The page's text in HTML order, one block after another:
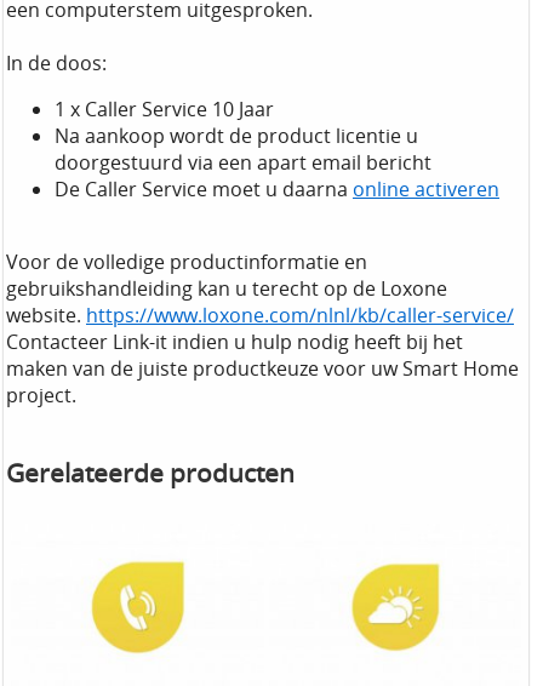
een computerstem uitgesproken.
In de doos:
1 x Caller Service 10 Jaar
Na aankoop wordt de product licentie u
doorgestuurd via een apart email bericht
De Caller Service moet u daarna online activeren
Voor de volledige productinformatie en
gebruikshandleiding kan u terecht op de Loxone
website. https://www.loxone.com/nlnl/kb/caller-service/
Contacteer Link-it indien u hulp nodig heeft bij het
maken van de juiste productkeuze voor uw Smart Home
project.
Gerelateerde producten